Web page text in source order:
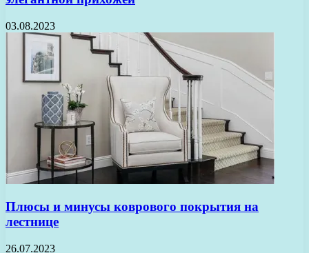
03.08.2023
Плюсы и минусы коврового покрытия на
лестнице
26.07.2023